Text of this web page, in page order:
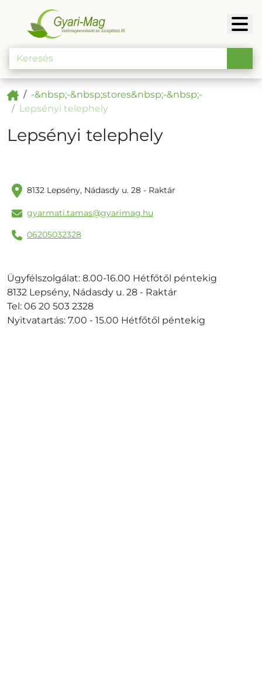
-&nbsp;-&nbsp;stores&nbsp;-&nbsp;-
Lepsényi telephely
Lepsényi telephely
8132 Lepsény, Nádasdy u. 28 - Raktár
gyarmati.tamas@gyarimag.hu
06205032328
Ügyfélszolgálat: 8.00-16.00 Hétfőtől péntekig
8132 Lepsény, Nádasdy u. 28 - Raktár
Tel: 06 20 503 2328
Nyitvatartás: 7.00 - 15.00 Hétfőtől péntekig